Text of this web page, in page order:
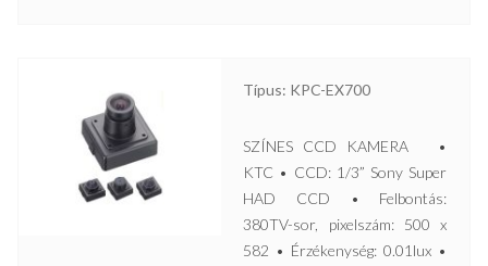
Típus: KPC-EX700
SZÍNES CCD KAMERA •
KTC • CCD: 1/3” Sony Super
HAD CCD • Felbontás:
380TV-sor, pixelszám: 500 x
582 • Érzékenység: 0.01lux •